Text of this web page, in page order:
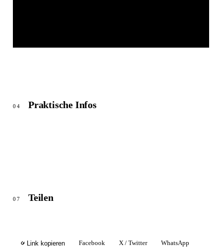
04 Praktische Infos
07 Teilen
Link kopieren Facebook X / Twitter WhatsApp